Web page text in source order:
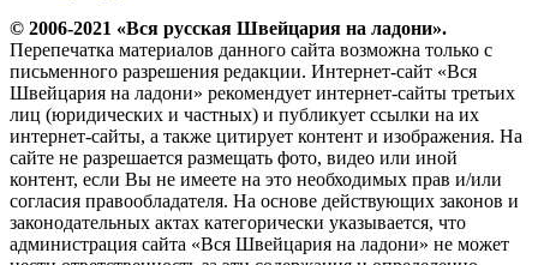
© 2006-2021 «Вся русская Швейцария на ладони».
Перепечатка материалов данного сайта возможна только с
письменного разрешения редакции. Интернет-сайт «Вся
Швейцария на ладони» рекомендует интернет-сайты третьих
лиц (юридических и частных) и публикует ссылки на их
интернет-сайты, а также цитирует контент и изображения. На
сайте не разрешается размещать фото, видео или иной
контент, если Вы не имеете на это необходимых прав и/или
согласия правообладателя. На основе действующих законов и
законодательных актах категорически указывается, что
администрация сайта «Вся Швейцария на ладони» не может